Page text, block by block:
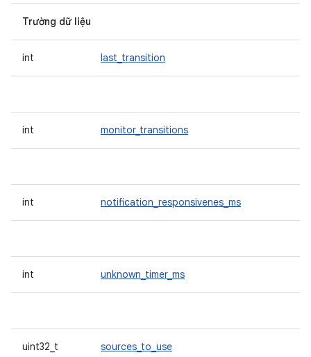
Trường dữ liệu
int last_transition
int monitor_transitions
int notification_responsivenes_ms
int unknown_timer_ms
uint32_t sources_to_use